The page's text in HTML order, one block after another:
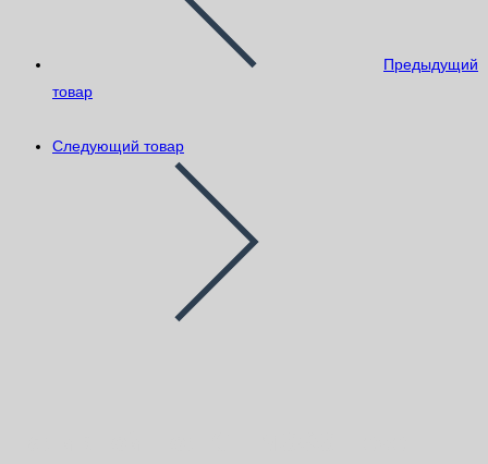
Предыдущий
товар
Следующий товар